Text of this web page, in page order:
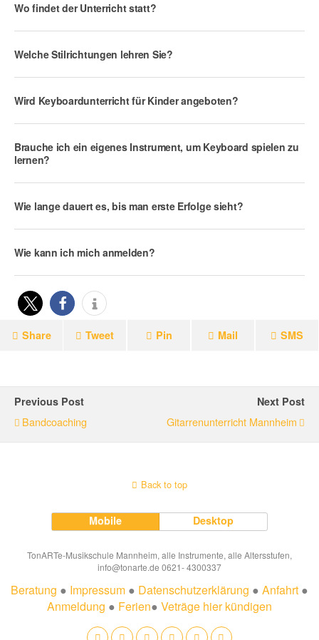
Wo findet der Unterricht statt?
Welche Stilrichtungen lehren Sie?
Wird Keyboardunterricht für Kinder angeboten?
Brauche ich ein eigenes Instrument, um Keyboard spielen zu
lernen?
Wie lange dauert es, bis man erste Erfolge sieht?
Wie kann ich mich anmelden?
Share Tweet Pin Mail SMS
Previous Post
Bandcoaching
Next Post
Gitarrenunterricht Mannheim
Back to top
Mobile Desktop
TonARTe-Musikschule Mannheim, alle Instrumente, alle Altersstufen,
info@tonarte.de 0621- 4300337
Beratung ● Impressum ● Datenschutzerklärung ● Anfahrt ●
Anmeldung ● Ferien● Veträge hier kündigen